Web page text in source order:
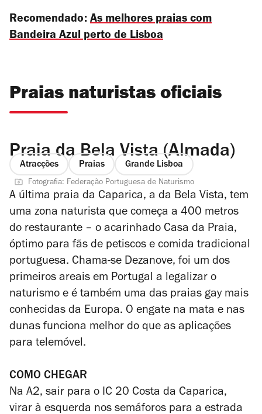
Recomendado: As melhores praias com
Bandeira Azul perto de Lisboa
Praias naturistas oficiais
Praia da Bela Vista (Almada)
Atracções Praias Grande Lisboa
Fotografia: Federação Portuguesa de Naturismo
A última praia da Caparica, a da Bela Vista, tem
uma zona naturista que começa a 400 metros
do restaurante – o acarinhado Casa da Praia,
óptimo para fãs de petiscos e comida tradicional
portuguesa. Chama-se Dezanove, foi um dos
primeiros areais em Portugal a legalizar o
naturismo e é também uma das praias gay mais
conhecidas da Europa. O engate na mata e nas
dunas funciona melhor do que as aplicações
para telemóvel.
COMO CHEGAR
Na A2, sair para o IC 20 Costa da Caparica,
virar à esquerda nos semáforos para a estrada